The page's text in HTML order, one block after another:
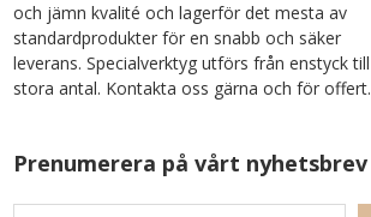
och jämn kvalité och lagerför det mesta av
standardprodukter för en snabb och säker
leverans. Specialverktyg utförs från enstyck till
stora antal. Kontakta oss gärna och för offert.
Prenumerera på vårt nyhetsbrev